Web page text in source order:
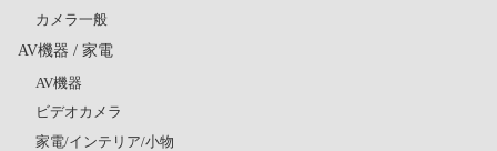
カメラ一般
AV機器 / 家電
AV機器
ビデオカメラ
家電/インテリア/小物